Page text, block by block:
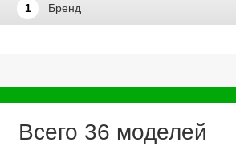
1 Бренд
Всего 36 моделей